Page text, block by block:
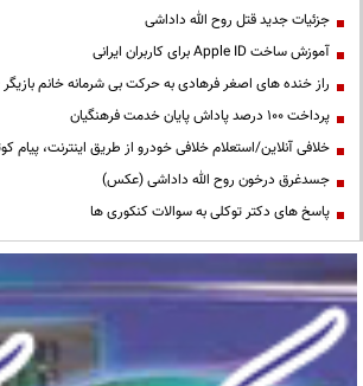
جزئیات جدید قتل روح الله داداشی
آموزش ساخت Apple ID برای کاربران ایرانی
راز خنده های اصغر فرهادی به حرکت بی شرمانه خانم
پرداخت ۱۰۰ درصد پاداش پایان خدمت فرهنگیان
خلافی آنلاین/استعلام خلافی خودرو از طریق اینترنت، پیام
جسدغرق درخون روح الله داداشی (عکس)
پاسخ های دکتر توکلی به سوالات کنکوری ها